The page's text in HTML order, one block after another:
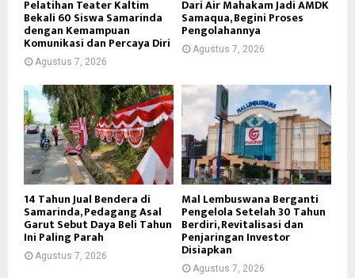
Pelatihan Teater Kaltim
Bekali 60 Siswa Samarinda
dengan Kemampuan
Komunikasi dan Percaya Diri
Agustus 7, 2026
Dari Air Mahakam Jadi AMDK
Samaqua, Begini Proses
Pengolahannya
Agustus 7, 2026
14 Tahun Jual Bendera di
Samarinda, Pedagang Asal
Garut Sebut Daya Beli Tahun
Ini Paling Parah
Agustus 7, 2026
Mal Lembuswana Berganti
Pengelola Setelah 30 Tahun
Berdiri, Revitalisasi dan
Penjaringan Investor
Disiapkan
Agustus 7, 2026